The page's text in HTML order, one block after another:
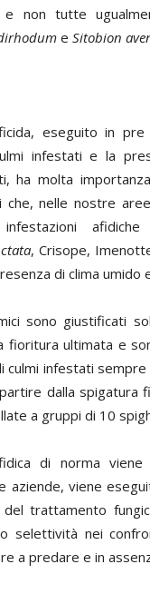
e non tutte
e Sitobion
eseguito in
infestati e la
ha molta
che, nelle nostre
, Crisope,
di clima
sono giustificati
fioritura ultimata e
culmi infestati
dalla spigatura
a gruppi di 10
di norma
aziende, viene
del trattamento
selettività nei
a predare e in